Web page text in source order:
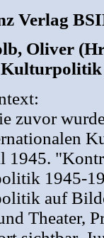
Verlag
Oliver
zuvor
1945.
1945-
auf
Theater,